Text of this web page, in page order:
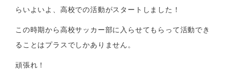
らいよいよ、高校での活動がスタートしました！
この時期から高校サッカー部に入らせてもらって活動でき
ることはプラスでしかありません。
頑張れ！